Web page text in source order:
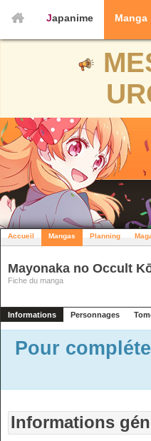
Japanime Manga
Accueil Mangas Planning
Mayonaka no Occult
Fiche du manga
Informations Personnages
Pour
Informations